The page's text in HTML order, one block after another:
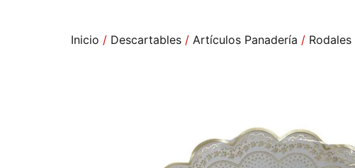
Inicio / Descartables / Artículos Panadería / Rodales